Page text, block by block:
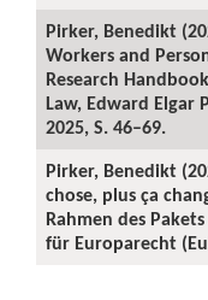
Pirker, Benedikt
Workers and
Research
Law, Edward Elgar
2025, S. 46–69.
Pirker, Benedikt
chose, plus ça
Rahmen des
für Europarecht